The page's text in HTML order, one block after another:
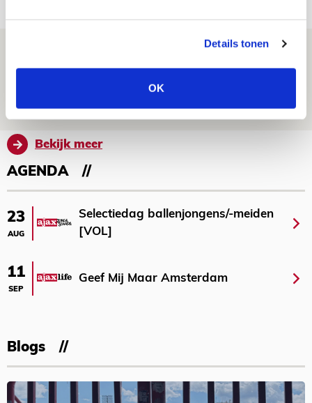
Details tonen
OK
Laatste Kaarten Actie Ajax - sc
Heerenveen [UITVERKOCHT]
NIEUWS
Bekijk meer
AGENDA
23
AUG
Selectiedag ballenjongens/-meiden
[VOL]
11
SEP
Geef Mij Maar Amsterdam
Blogs